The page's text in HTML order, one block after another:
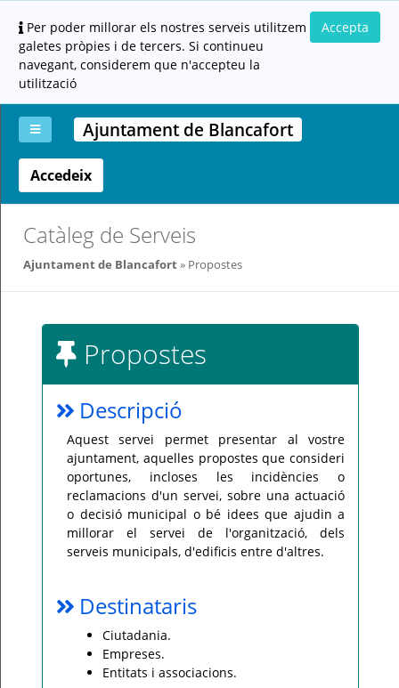
Per poder millorar els nostres serveis utilitzem
galetes pròpies i de tercers. Si continueu
navegant, considerem que n'accepteu la
utilització
Accepta
La
meva
carpeta
Aportar
documentació
Carpeta
ciutadana
(altres
administracions)
Altres
Ajuda
Ajuntament de Blancafort
Accedeix
Catàleg de Serveis
Ajuntament de Blancafort Propostes
Propostes
Descripció
Aquest servei permet presentar al vostre
ajuntament, aquelles propostes que consideri
oportunes, incloses les incidències o
reclamacions d'un servei, sobre una actuació
o decisió municipal o bé idees que ajudin a
millorar el servei de l'organització, dels
serveis municipals, d'edificis entre d'altres.
Destinataris
Ciutadania.
Empreses.
Entitats i associacions.